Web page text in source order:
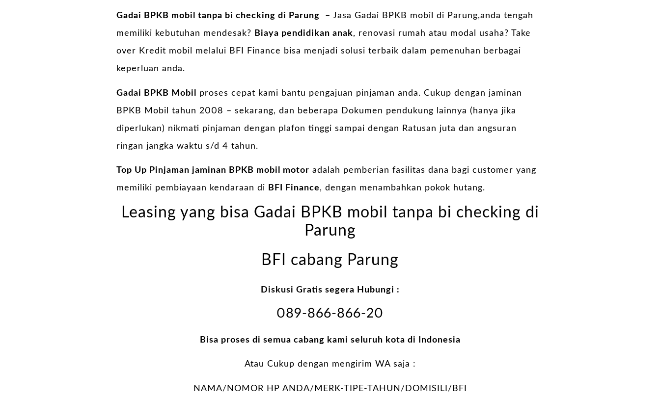
Gadai BPKB mobil tanpa bi checking di Parung
– Jasa Gadai BPKB mobil di Parung,anda tengah
memiliki kebutuhan mendesak? Biaya pendidikan anak, renovasi rumah atau modal usaha? Take
over Kredit mobil melalui BFI Finance bisa menjadi solusi terbaik dalam pemenuhan berbagai
keperluan anda.
Gadai BPKB Mobil
proses cepat kami bantu pengajuan pinjaman anda. Cukup dengan jaminan
BPKB Mobil tahun 2008 – sekarang, dan beberapa Dokumen pendukung lainnya (hanya jika
diperlukan) nikmati pinjaman dengan plafon tinggi sampai dengan Ratusan juta dan angsuran
ringan jangka waktu s/d 4 tahun.
Top Up Pinjaman jaminan BPKB mobil motor adalah pemberian fasilitas dana bagi customer yang
memiliki pembiayaan kendaraan di BFI Finance, dengan menambahkan pokok hutang.
Leasing yang bisa Gadai BPKB mobil tanpa bi checking di
Parung
BFI cabang Parung
Diskusi Gratis segera Hubungi :
089-866-866-20
Bisa proses di semua cabang kami seluruh kota di Indonesia
Atau Cukup dengan mengirim WA saja :
NAMA/NOMOR HP ANDA/MERK-TIPE-TAHUN/DOMISILI/BFI